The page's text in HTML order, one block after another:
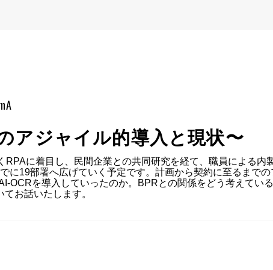
アジャイル的導入と現状〜
に着目し、民間企業との共同研究を経て、職員による
に19部署へ広げていく予定です。計画から契約に至るまで
OCRを導入していったのか。BPRとの関係をどう考えてい
お話いたします。